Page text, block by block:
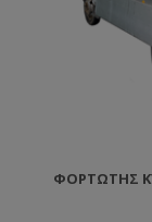
ΦΟΡΤΩΤΉΣ